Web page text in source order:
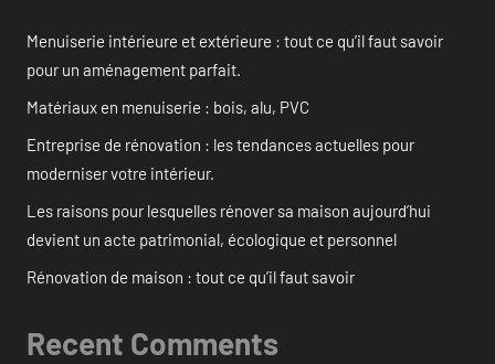
Menuiserie intérieure et extérieure : tout ce qu’il faut savoir
pour un aménagement parfait.
Matériaux en menuiserie : bois, alu, PVC
Entreprise de rénovation : les tendances actuelles pour
moderniser votre intérieur.
Les raisons pour lesquelles rénover sa maison aujourd’hui
devient un acte patrimonial, écologique et personnel
Rénovation de maison : tout ce qu’il faut savoir
Recent Comments